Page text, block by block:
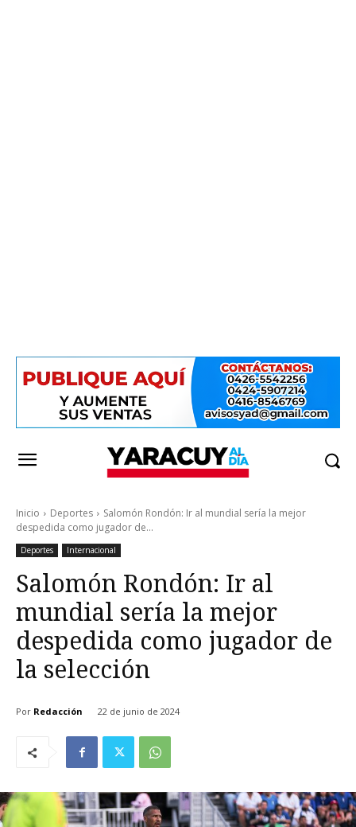
Inicio Deportes
Salomón Rondón: Ir al mundial sería la mejor
despedida como jugador de...
Deportes Internacional
Salomón Rondón: Ir al
mundial sería la mejor
despedida como jugador de
la selección
Por Redacción 22 de junio de 2024